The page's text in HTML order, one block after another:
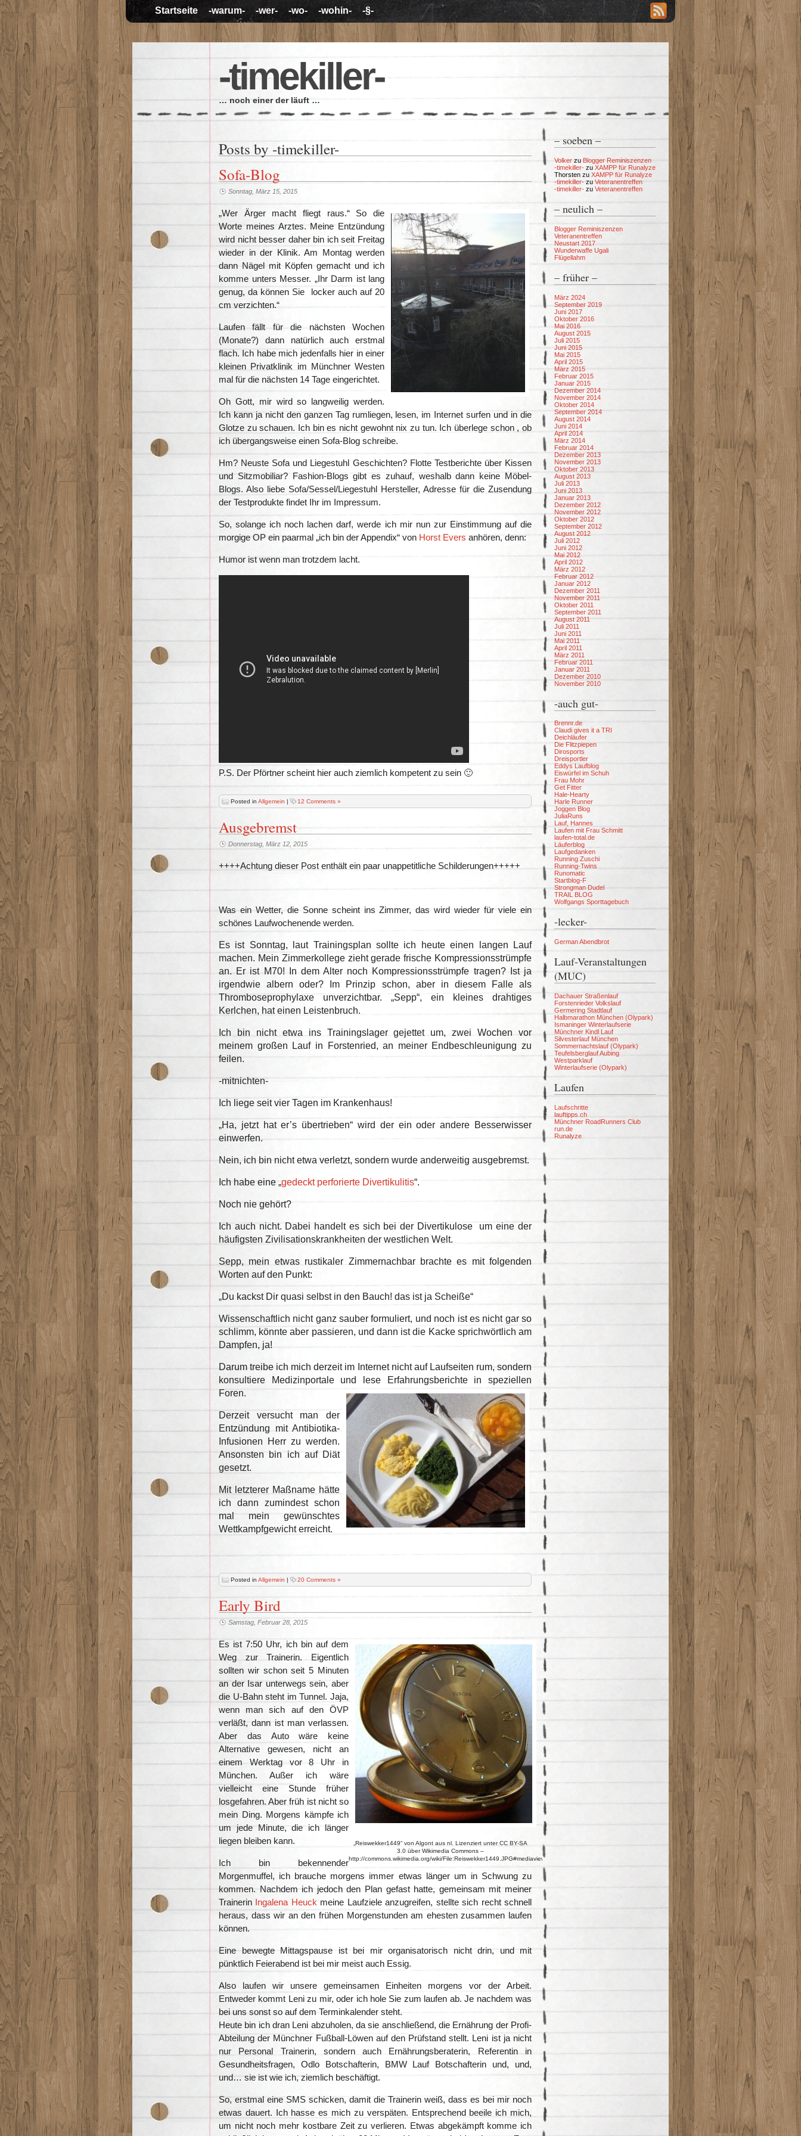
Startseite -warum- -wer- -wo- -wohin- -§-
-timekiller-
… noch einer der läuft …
Posts by -timekiller-
Sofa-Blog
Sonntag, März 15, 2015
„Wer Ärger macht fliegt raus.“ So die
Worte meines Arztes. Meine Entzündung
wird nicht besser daher bin ich seit Freitag
wieder in der Klinik. Am Montag werden
dann Nägel mit Köpfen gemacht und ich
komme unters Messer. „Ihr Darm ist lang
genug, da können Sie locker auch auf 20
cm verzichten.“
Laufen fällt für die nächsten Wochen
(Monate?) dann natürlich auch erstmal
flach. Ich habe mich jedenfalls hier in einer
kleinen Privatklinik im Münchner Westen
mal für die nächsten 14 Tage eingerichtet.
Oh Gott, mir wird so langweilig werden.
Ich kann ja nicht den ganzen Tag rumliegen, lesen, im Internet surfen und in die
Glotze zu schauen. Ich bin es nicht gewohnt nix zu tun. Ich überlege schon , ob
ich übergangsweise einen Sofa-Blog schreibe.
Hm? Neuste Sofa und Liegestuhl Geschichten? Flotte Testberichte über Kissen
und Sitzmobiliar? Fashion-Blogs gibt es zuhauf, weshalb dann keine Möbel-
Blogs. Also liebe Sofa/Sessel/Liegestuhl Hersteller, Adresse für die Zusendung
der Testprodukte findet Ihr im Impressum.
So, solange ich noch lachen darf, werde ich mir nun zur Einstimmung auf die
morgige OP ein paarmal „ich bin der Appendix“ von Horst Evers anhören, denn:
Humor ist wenn man trotzdem lacht.
P.S. Der Pförtner scheint hier auch ziemlich kompetent zu sein 🙂
Posted in Allgemein 12 Comments »
Ausgebremst
Donnerstag, März 12, 2015
++++Achtung dieser Post enthält ein paar unappetitliche Schilderungen+++++
Was ein Wetter, die Sonne scheint ins Zimmer, das wird wieder für viele ein
schönes Laufwochenende werden.
Es ist Sonntag, laut Trainingsplan sollte ich heute einen langen Lauf
machen. Mein Zimmerkollege zieht gerade frische Kompressionsstrümpfe
an. Er ist M70! In dem Alter noch Kompressionsstrümpfe tragen? Ist ja
irgendwie albern oder? Im Prinzip schon, aber in diesem Falle als
Thromboseprophylaxe unverzichtbar. „Sepp“, ein kleines drahtiges
Kerlchen, hat einen Leistenbruch.
Ich bin nicht etwa ins Trainingslager gejettet um, zwei Wochen vor
meinem großen Lauf in Forstenried, an meiner Endbeschleunigung zu
feilen.
-mitnichten-
Ich liege seit vier Tagen im Krankenhaus!
„Ha, jetzt hat er’s übertrieben“ wird der ein oder andere Besserwisser
einwerfen.
Nein, ich bin nicht etwa verletzt, sondern wurde anderweitig ausgebremst.
Ich habe eine „gedeckt perforierte Divertikulitis“.
Noch nie gehört?
Ich auch nicht. Dabei handelt es sich bei der Divertikulose um eine der
häufigsten Zivilisationskrankheiten der westlichen Welt.
Sepp, mein etwas rustikaler Zimmernachbar brachte es mit folgenden
Worten auf den Punkt:
„Du kackst Dir quasi selbst in den Bauch! das ist ja Scheiße“
Wissenschaftlich nicht ganz sauber formuliert, und noch ist es nicht gar so
schlimm, könnte aber passieren, und dann ist die Kacke sprichwörtlich am
Dampfen, ja!
Darum treibe ich mich derzeit im Internet nicht auf Laufseiten rum, sondern
konsultiere Medizinportale und
lese Erfahrungsberichte in speziellen
Foren.
Derzeit versucht man der
Entzündung mit Antibiotika-
Infusionen Herr zu werden.
Ansonsten bin ich auf Diät
gesetzt.
Mit letzterer Maßname hätte
ich dann zumindest schon
mal mein gewünschtes
Wettkampfgewicht erreicht.
Posted in Allgemein | 20 Comments »
Early Bird
Samstag, Februar 28, 2015
„Reiswekker1449“ von Algont aus nl. Lizenziert unter CC BY-SA
3.0 über Wikimedia Commons –
http://commons.wikimedia.org/wiki/File:Reiswekker1449.JPG#mediaviewer/File:Reiswekker1449.JPG
Es ist 7:50 Uhr, ich bin auf dem
Weg zur Trainerin. Eigentlich
sollten wir schon seit 5 Minuten
an der Isar unterwegs sein, aber
die U-Bahn steht im Tunnel. Jaja,
wenn man sich auf den ÖVP
verläßt, dann ist man verlassen.
Aber das Auto wäre keine
Alternative gewesen, nicht an
einem Werktag vor 8 Uhr in
München. Außer ich wäre
vielleicht eine Stunde früher
losgefahren. Aber früh ist nicht so
mein Ding. Morgens kämpfe ich
um jede Minute, die ich länger
liegen bleiben kann.
Ich bin bekennender
Morgenmuffel, ich brauche morgens immer etwas länger um in Schwung zu
kommen. Nachdem ich jedoch den Plan gefast hatte, gemeinsam mit meiner
Trainerin Ingalena Heuck meine Laufziele anzugreifen, stellte sich recht schnell
heraus, dass wir an den frühen Morgenstunden am ehesten zusammen laufen
können.
Eine bewegte Mittagspause ist bei mir organisatorisch nicht drin, und mit
pünktlich Feierabend ist bei mir meist auch Essig.
Also laufen wir unsere gemeinsamen Einheiten morgens vor der Arbeit.
Entweder kommt Leni zu mir, oder ich hole Sie zum laufen ab. Je nachdem was
bei uns sonst so auf dem Terminkalender steht.
Heute bin ich dran Leni abzuholen, da sie anschließend, die Ernährung der Profi-
Abteilung der Münchner Fußball-Löwen auf den Prüfstand stellt. Leni ist ja nicht
nur Personal Trainerin, sondern auch Ernährungsberaterin, Referentin in
Gesundheitsfragen, Odlo Botschafterin, BMW Lauf Botschafterin und, und,
und… sie ist wie ich, ziemlich beschäftigt.
So, erstmal eine SMS schicken, damit die Trainerin weiß, dass es bei mir noch
etwas dauert. Ich hasse es mich zu verspäten. Entsprechend beeile ich mich,
um nicht noch mehr kostbare Zeit zu verlieren. Etwas abgekämpft komme ich
– soeben –
Volker zu Blogger Reminiszenzen
-timekiller- zu XAMPP für Runalyze
Thorsten zu XAMPP für Runalyze
-timekiller- zu Veteranentreffen
-timekiller- zu Veteranentreffen
– neulich –
Blogger Reminiszenzen
Veteranentreffen
Neustart 2017
Wunderwaffe Ugali
Flügellahm
– früher –
März 2024
September 2019
Juni 2017
Oktober 2016
Mai 2016
August 2015
Juli 2015
Juni 2015
Mai 2015
April 2015
März 2015
Februar 2015
Januar 2015
Dezember 2014
November 2014
Oktober 2014
September 2014
August 2014
Juni 2014
April 2014
März 2014
Februar 2014
Dezember 2013
November 2013
Oktober 2013
August 2013
Juli 2013
Juni 2013
Januar 2013
Dezember 2012
November 2012
Oktober 2012
September 2012
August 2012
Juli 2012
Juni 2012
Mai 2012
April 2012
März 2012
Februar 2012
Januar 2012
Dezember 2011
November 2011
Oktober 2011
September 2011
August 2011
Juli 2011
Juni 2011
Mai 2011
April 2011
März 2011
Februar 2011
Januar 2011
Dezember 2010
November 2010
-auch gut-
Brennr.de
Claudi gives it a TRI
Deichläufer
Die Flitzpiepen
Dirosports
Dreisportler
Eddys Laufblog
Eiswürfel im Schuh
Frau Mohr
Get Fitter
Hale-Hearty
Harle Runner
Joggen Blog
JuliaRuns
Lauf, Hannes
Laufen mit Frau Schmitt
laufen-total.de
Läuferblog
Laufgedanken
Running Zuschi
Running-Twins
Runomatic
Startblog-F
Strongman Dudel
TRAIL BLOG
Wolfgangs Sporttagebuch
-lecker-
German Abendbrot
Lauf-Veranstaltungen
(MUC)
Dachauer Straßenlauf
Forstenrieder Volkslauf
Germering Stadtlauf
Halbmarathon München (Olypark)
Ismaninger Winterlaufserie
Münchner Kindl Lauf
Silvesterlauf München
Sommernachtslauf (Olypark)
Teufelsberglauf Aubing
Westparklauf
Winterlaufserie (Olypark)
Laufen
Laufschritte
lauftipps.ch
Münchner RoadRunners Club
run.de
Runalyze